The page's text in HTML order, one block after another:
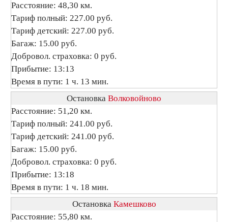
Расстояние: 48,30 км.
Тариф полный: 227.00 руб.
Тариф детский: 227.00 руб.
Багаж: 15.00 руб.
Добровол. страховка: 0 руб.
Прибытие: 13:13
Время в пути: 1 ч. 13 мин.
Остановка Волковойново
Расстояние: 51,20 км.
Тариф полный: 241.00 руб.
Тариф детский: 241.00 руб.
Багаж: 15.00 руб.
Добровол. страховка: 0 руб.
Прибытие: 13:18
Время в пути: 1 ч. 18 мин.
Остановка Камешково
Расстояние: 55,80 км.